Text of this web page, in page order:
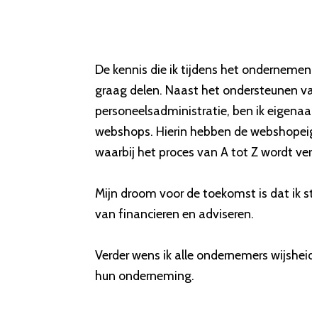
De kennis die ik tijdens het
graag delen. Naast het ondersteunen
personeelsadministratie, ben ik
webshops. Hierin hebben de
waarbij het proces van A tot Z wordt
Mijn droom voor de toekomst is dat ik
van financieren en adviseren.
Verder wens ik alle ondernemers
hun onderneming.